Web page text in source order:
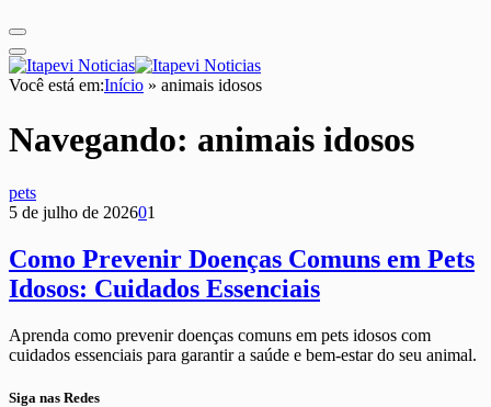
Você está em:Início » animais idosos
Navegando: animais idosos
pets
5 de julho de 202601
Como Prevenir Doenças Comuns em Pets
Idosos: Cuidados Essenciais
Aprenda como prevenir doenças comuns em pets idosos com
cuidados essenciais para garantir a saúde e bem-estar do seu animal.
Siga nas Redes